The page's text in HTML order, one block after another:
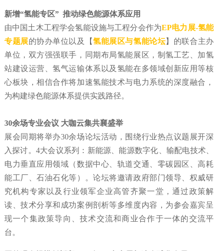
新增“氢能专区” 推动绿色能源体系应用
由中国土木工程学会氢能设施与工程分会作为EP电力展-氢能
专题展的协办单位以及【氢能展区与氢能论坛】的联合主办
单位，双方强强联手，同期布局氢能展区，制氢工艺、加氢
站建设运营、氢气运输体系以及氢能在多领域创新应用等核
心板块，相信合作将加速氢能技术与电力系统的深度融合，
为构建绿色能源体系提供实践路径。
30余场专业会议 大咖云集共襄盛举
展会同期将举办30余场论坛活动，围绕行业热点议题展开深
入探讨。4大会议系列：新能源、能源数字化、输配电技术、
电力垂直应用领域（数据中心、轨道交通、零碳园区、高耗
能工厂、石油石化等）。论坛将邀请政府部门领导、权威研
究机构专家以及行业领军企业高管齐聚一堂，通过政策解
读、技术分享和成功案例剖析等多维度内容，为参会嘉宾呈
现一个集政策导向、技术交流和商业合作于一体的交流平
台。